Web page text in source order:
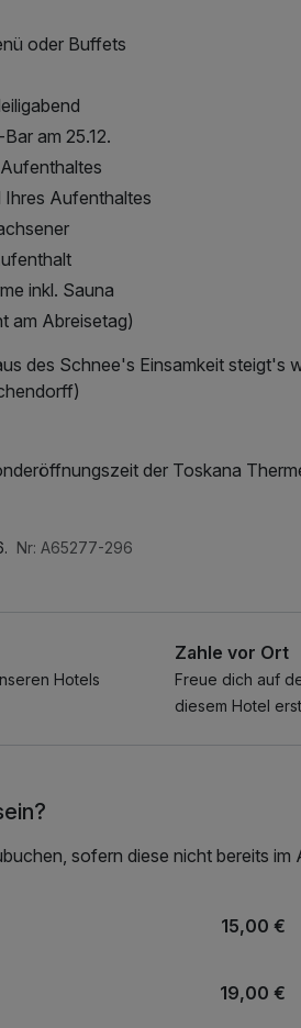
oder Buffets
am 25.12.
Aufenthaltes
inkl. Sauna
am Abreisetag)
des Schnee's Einsamkeit steigt's
der Toskana
einen Check In ab 12.00 Uhr
50% des Reisepreises bis 4
Anreisedatum, das gebuchte Haus
notwendigen Rückzahlungen der
einbehalten.
/ Internetnutzung
Nr: A65277-296
Hotels
Zahle vor Ort
Freue dich auf
diesem Hotel
sofern diese nicht bereits im
15,00 €
19,00 €